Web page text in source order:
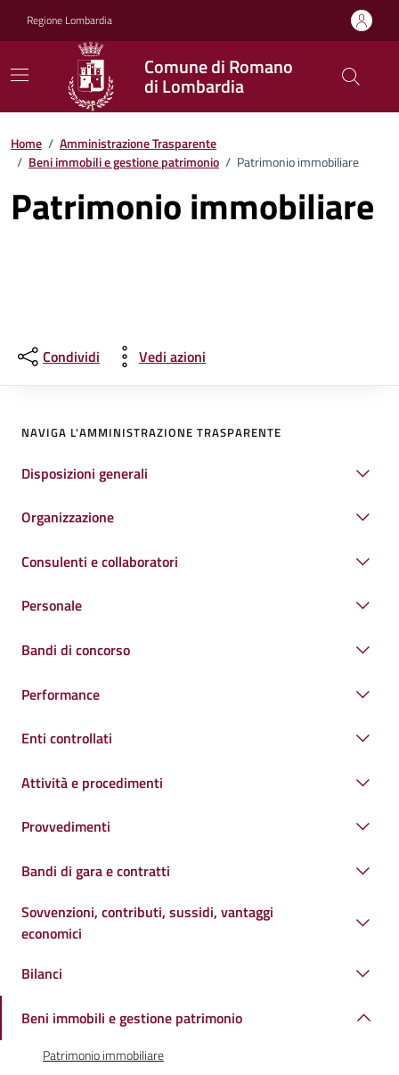
Regione Lombardia
Comune di Romano
di Lombardia
Home / Amministrazione Trasparente
/ Beni immobili e gestione patrimonio / Patrimonio immobiliare
Patrimonio immobiliare
Condividi Vedi azioni
NAVIGA L'AMMINISTRAZIONE TRASPARENTE
Disposizioni generali
Organizzazione
Consulenti e collaboratori
Personale
Bandi di concorso
Performance
Enti controllati
Attività e procedimenti
Provvedimenti
Bandi di gara e contratti
Sovvenzioni, contributi, sussidi, vantaggi
economici
Bilanci
Beni immobili e gestione patrimonio
Patrimonio immobiliare